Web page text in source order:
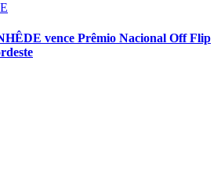
vence Prêmio Nacional Off Flip